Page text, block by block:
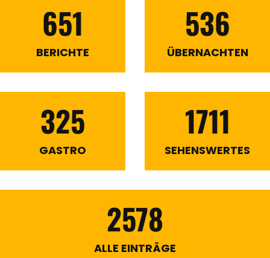
651
BERICHTE
536
ÜBERNACHTEN
325
GASTRO
1711
SEHENSWERTES
2578
ALLE EINTRÄGE